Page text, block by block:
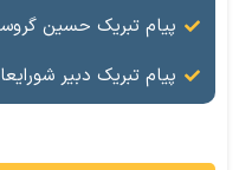
پیام تبریک حسین گروسی، مدیرعامل
پیام تبریک دبیر شورایعالی